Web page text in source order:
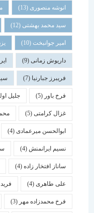
انوشه منصوری(13) محمد
سید محمد بهشتی(12)
امیر جوانبخت(10) یزدان
داریوش زمانی(9) ایرج
فریبرز جبارنیا(7) سیروس
فرخ باور(5) جلیل اولیاء(5)
غزال کرامتی (5) محمد علی
ابوالحسن میرعمادی(4)
نسیم ایرانمنش(4) سید حمید
ساناز افتخار زاده(4) مهرداد
علی طاهری(4) فرید نائینی(3)
فرخ محمدزاده مهر(3) امید